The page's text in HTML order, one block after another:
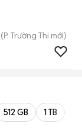
(P. Trường Thi mới)
512 GB 1 TB